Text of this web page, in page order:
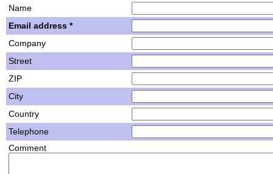
Name
Email address *
Company
Street
ZIP
City
Country
Telephone
Comment